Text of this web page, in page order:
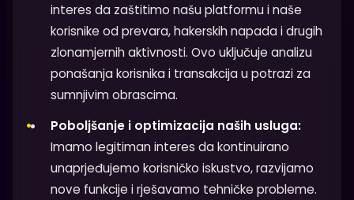
interes da zaštitimo našu platformu i naše
korisnike od prevara, hakerskih napada i drugih
zlonamjernih aktivnosti. Ovo uključuje analizu
ponašanja korisnika i transakcija u potrazi za
sumnjivim obrascima.
Poboljšanje i optimizacija naših usluga:
Imamo legitiman interes da kontinuirano
unaprjeđujemo korisničko iskustvo, razvijamo
nove funkcije i rješavamo tehničke probleme.